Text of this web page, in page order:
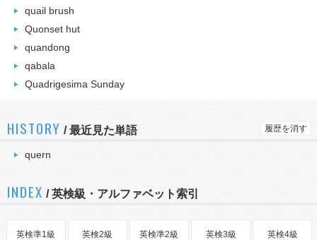
quail brush
Quonset hut
quandong
qabala
Quadrigesima Sunday
HISTORY /最近見た単語 履歴を消す
quern
INDEX / 英検級・アルファベット索引
英検準1級 英検2級 英検準2級 英検3級 英検4級